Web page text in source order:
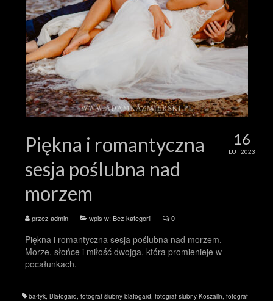
16
LUT 2023
Piękna i romantyczna
sesja poślubna nad
morzem
przez admin | wpis w: Bez kategorii | 0
Piękna i romantyczna sesja poślubna nad morzem.
Morze, słońce i miłość dwojga, która promienieje w
pocałunkach.
bałtyk, Białogard, fotograf ślubny białogard, fotograf ślubny Koszalin, fotograf